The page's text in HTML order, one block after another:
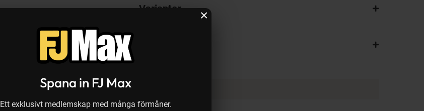
Spana in FJ Max
Ett exklusivt medlemskap med många förmåner.
×
Varianter